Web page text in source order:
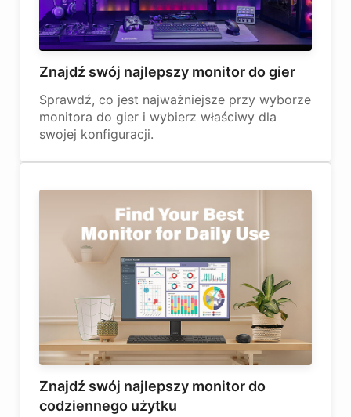
Znajdź swój najlepszy monitor do gier
Sprawdź, co jest najważniejsze przy wyborze
monitora do gier i wybierz właściwy dla
swojej konfiguracji.
Znajdź swój najlepszy monitor do
codziennego użytku